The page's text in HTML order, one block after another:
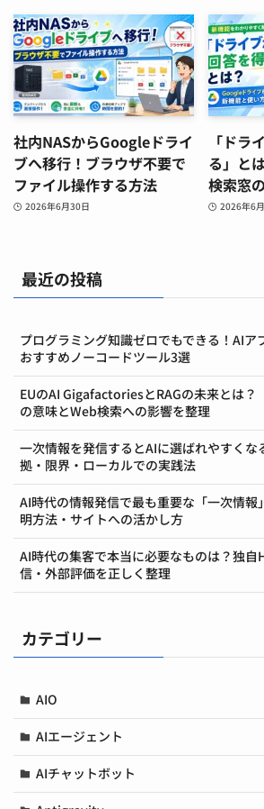
社内NASからGoogleドライ
ブへ移行！ブラウザ不要で
ファイル操作する方法
2026年6月30日
「ドラ
る」と
検索窓
2026年6
最近の投稿
プログラミング知識ゼロでもできる！AIア
おすすめノーコードツール3選
EUのAI GigafactoriesとRAGの未来とは？
の意味とWeb検索への影響を整理
一次情報を発信するとAIに選ばれやすくな
拠・限界・ローカルでの実践法
AI時代の情報発信で最も重要な「一次情報
明方法・サイトへの活かし方
AI時代の集客で本当に必要なものは？独自
信・外部評価を正しく整理
カテゴリー
AIO
AIエージェント
AIチャットボット